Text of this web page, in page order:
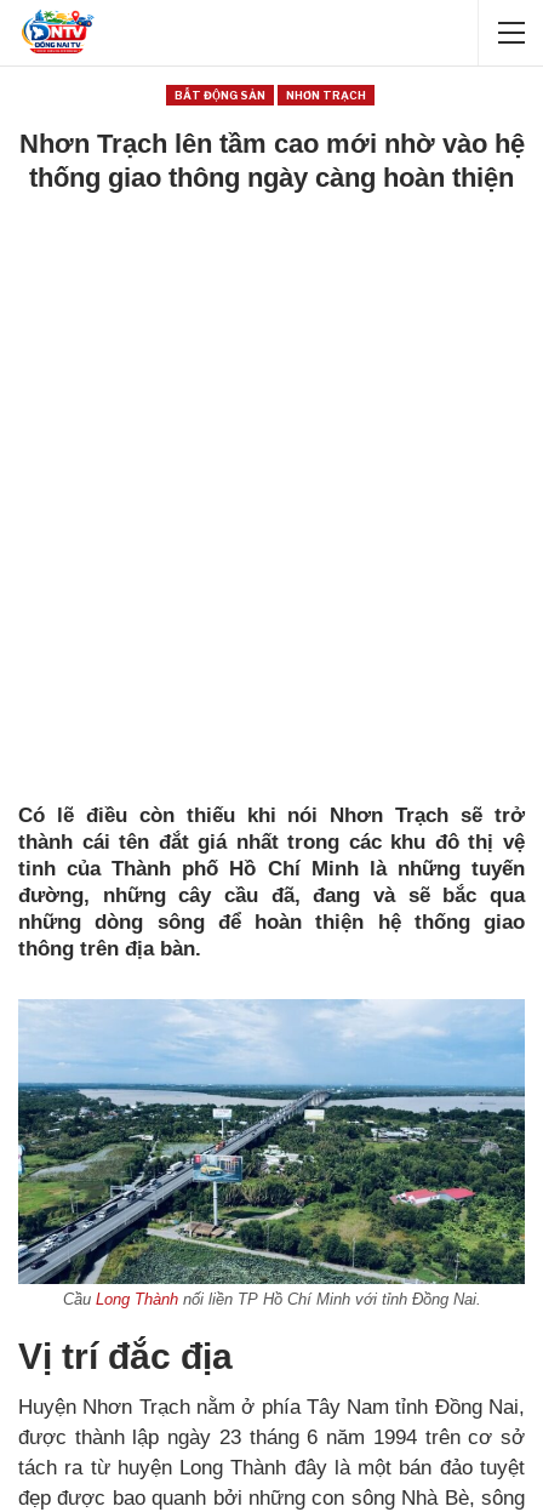
BẤT ĐỘNG SẢN NHƠN TRẠCH
Nhơn Trạch lên tầm cao mới nhờ vào hệ
thống giao thông ngày càng hoàn thiện
Có lẽ điều còn thiếu khi nói Nhơn Trạch sẽ trở
thành cái tên đắt giá nhất trong các khu đô thị vệ
tinh của Thành phố Hồ Chí Minh là những tuyến
đường, những cây cầu đã, đang và sẽ bắc qua
những dòng sông để hoàn thiện hệ thống giao
thông trên địa bàn.
Cầu Long Thànhnối liền TP Hồ Chí Minh với tỉnh Đồng Nai.
Vị trí đắc địa
Huyện Nhơn Trạch nằm ở phía Tây Nam tỉnh Đồng Nai,
được thành lập ngày 23 tháng 6 năm 1994 trên cơ sở
tách ra từ huyện Long Thành đây là một bán đảo tuyệt
đẹp được bao quanh bởi những con sông Nhà Bè, sông